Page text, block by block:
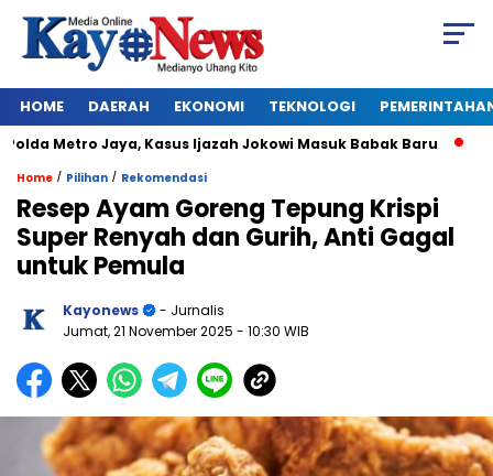
HOME DAERAH EKONOMI TEKNOLOGI
Metro Jaya, Kasus Ijazah Jokowi Masuk Babak Baru
Home / Pilihan / Rekomendasi
Resep Ayam Goreng Tepung Krispi
Super Renyah dan Gurih, Anti Gagal
untuk Pemula
Kayonews
- Jurnalis
Jumat, 21 November 2025 - 10:30 WIB